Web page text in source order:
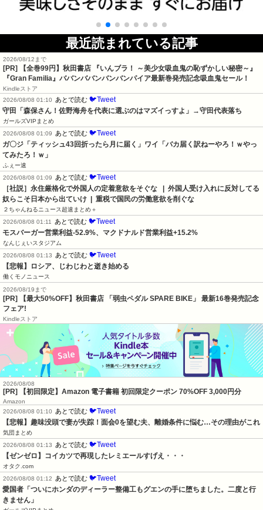
最近読まれている記事
2026/08/12まで
[PR]
【全巻99円】秋田書店 『いんブラ！ ～美少女吸血鬼の恥ずかしい秘密～』
『Gran Familia』ババンババンバンバンパイア最新巻発売記念吸血鬼セール！
Kindleストア
2026/08/08 01:10 あとで読む 🐦Tweet
守田「森保さん！佐野海舟を代表に選ぶのはマズイっすよ」→守田代表落ち
ガールズVIPまとめ
2026/08/08 01:09 あとで読む 🐦Tweet
ガ〇ジ「ティッシュ43回折ったら月に届く」ワイ「バカ届く訳ねーやろ！ｗやっ
てみたろ！ｗ」
ふぇー速
2026/08/08 01:09 あとで読む 🐦Tweet
［社説］永住厳格化で外国人の定着意欲をそぐな   |  外国人受け入れに反対してる
奴らこそ日本から出ていけ  |  重税で国民の労働意欲を削ぐな
２ちゃんねるニュース超速まとめ＋
2026/08/08 01:11 あとで読む 🐦Tweet
モスバーガー営業利益-52.9%、マクドナルド営業利益+15.2%
なんじぇいスタジアム
2026/08/08 01:13 あとで読む 🐦Tweet
【悲報】ロシア、じわじわと逝き始める
働くモノニュース
2026/08/19まで
[PR] 【最大50%OFF】秋田書店 「弱虫ペダル SPARE BIKE」 最新16巻発売記念
フェア!
Kindleストア
2026/08/08
[PR] 【初回限定】Amazon 電子書籍 初回限定クーポン 70%OFF 3,000円分
Amazon
2026/08/08 01:10
あとで読む 🐦Tweet
【悲報】趣味没頭で妻が失踪！面会0を望む夫、離婚条件に悩む…その理由がこれ
気団まとめ
2026/08/08 01:13
あとで読む 🐦Tweet
【ゼンゼロ】コイカツで再現したレミエールすげえ・・・
オタク.com
2026/08/08 01:12
あとで読む 🐦Tweet
愛国者「ついにホンダのディーラー整備工もグエンの手に堕ちました。二度と行
きません」